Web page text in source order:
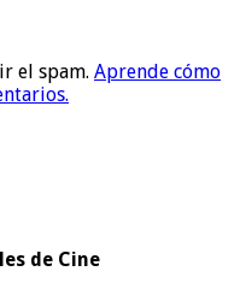
el spam. Aprende cómo
de Cine